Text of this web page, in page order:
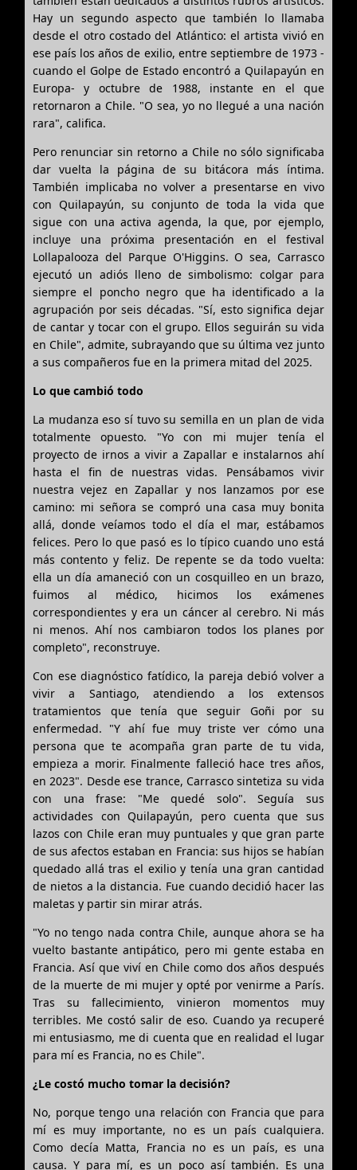
Hay un segundo aspecto que también lo llamaba
desde el otro costado del Atlántico: el artista vivió en
ese país los años de exilio, entre septiembre de 1973 -
cuando el Golpe de Estado encontró a Quilapayún en
Europa- y octubre de 1988, instante en el que
retornaron a Chile. "O sea, yo no llegué a una nación
rara", califica.
Pero renunciar sin retorno a Chile no sólo significaba
dar vuelta la página de su bitácora más íntima.
También implicaba no volver a presentarse en vivo
con Quilapayún, su conjunto de toda la vida que
sigue con una activa agenda, la que, por ejemplo,
incluye una próxima presentación en el festival
Lollapalooza del Parque O'Higgins. O sea, Carrasco
ejecutó un adiós lleno de simbolismo: colgar para
siempre el poncho negro que ha identificado a la
agrupación por seis décadas. "Sí, esto significa dejar
de cantar y tocar con el grupo. Ellos seguirán su vida
en Chile", admite, subrayando que su última vez junto
a sus compañeros fue en la primera mitad del 2025.
Lo que cambió todo
La mudanza eso sí tuvo su semilla en un plan de vida
totalmente opuesto. "Yo con mi mujer tenía el
proyecto de irnos a vivir a Zapallar e instalarnos ahí
hasta el fin de nuestras vidas. Pensábamos vivir
nuestra vejez en Zapallar y nos lanzamos por ese
camino: mi señora se compró una casa muy bonita
allá, donde veíamos todo el día el mar, estábamos
felices. Pero lo que pasó es lo típico cuando uno está
más contento y feliz. De repente se da todo vuelta:
ella un día amaneció con un cosquilleo en un brazo,
fuimos al médico, hicimos los exámenes
correspondientes y era un cáncer al cerebro. Ni más
ni menos. Ahí nos cambiaron todos los planes por
completo", reconstruye.
Con ese diagnóstico fatídico, la pareja debió volver a
vivir a Santiago, atendiendo a los extensos
tratamientos que tenía que seguir Goñi por su
enfermedad. "Y ahí fue muy triste ver cómo una
persona que te acompaña gran parte de tu vida,
empieza a morir. Finalmente falleció hace tres años,
en 2023". Desde ese trance, Carrasco sintetiza su vida
con una frase: "Me quedé solo". Seguía sus
actividades con Quilapayún, pero cuenta que sus
lazos con Chile eran muy puntuales y que gran parte
de sus afectos estaban en Francia: sus hijos se habían
quedado allá tras el exilio y tenía una gran cantidad
de nietos a la distancia. Fue cuando decidió hacer las
maletas y partir sin mirar atrás.
"Yo no tengo nada contra Chile, aunque ahora se ha
vuelto bastante antipático, pero mi gente estaba en
Francia. Así que viví en Chile como dos años después
de la muerte de mi mujer y opté por venirme a París.
Tras su fallecimiento, vinieron momentos muy
terribles. Me costó salir de eso. Cuando ya recuperé
mi entusiasmo, me di cuenta que en realidad el lugar
para mí es Francia, no es Chile".
¿Le costó mucho tomar la decisión?
No, porque tengo una relación con Francia que para
mí es muy importante, no es un país cualquiera.
Como decía Matta, Francia no es un país, es una
causa. Y para mí, es un poco así también. Es una